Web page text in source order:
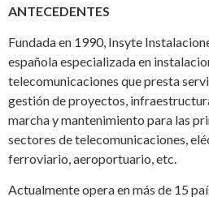
ANTECEDENTES
Fundada en 1990, Insyte
española especializada en
telecomunicaciones que presta
gestión de proyectos,
marcha y mantenimiento para las
sectores de telecomunicaciones,
ferroviario, aeroportuario, etc.
Actualmente opera en más de 15